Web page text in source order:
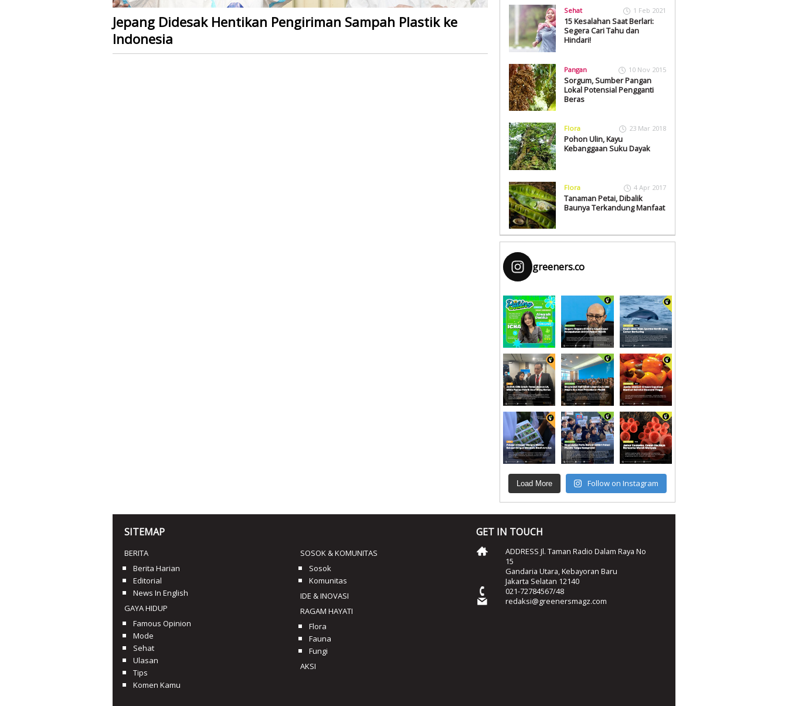
Jepang Didesak Hentikan Pengiriman Sampah Plastik ke
Indonesia
Sehat 1 Feb 2021
15 Kesalahan Saat Berlari:
Segera Cari Tahu dan
Hindari!
Pangan 10 Nov 2015
Sorgum, Sumber Pangan
Lokal Potensial Pengganti
Beras
Flora 23 Mar 2018
Pohon Ulin, Kayu
Kebanggaan Suku Dayak
Flora 4 Apr 2017
Tanaman Petai, Dibalik
Baunya Terkandung Manfaat
greeners.co
Load More Follow on Instagram
SITEMAP
BERITA
Berita Harian
Editorial
News In English
GAYA HIDUP
Famous Opinion
Mode
Sehat
Ulasan
Tips
Komen Kamu
SOSOK & KOMUNITAS
Sosok
Komunitas
IDE & INOVASI
RAGAM HAYATI
Flora
Fauna
Fungi
AKSI
GET IN TOUCH
ADDRESS Jl. Taman Radio Dalam Raya No
15
Gandaria Utara, Kebayoran Baru
Jakarta Selatan 12140
021-72784567/48
redaksi@greenersmagz.com